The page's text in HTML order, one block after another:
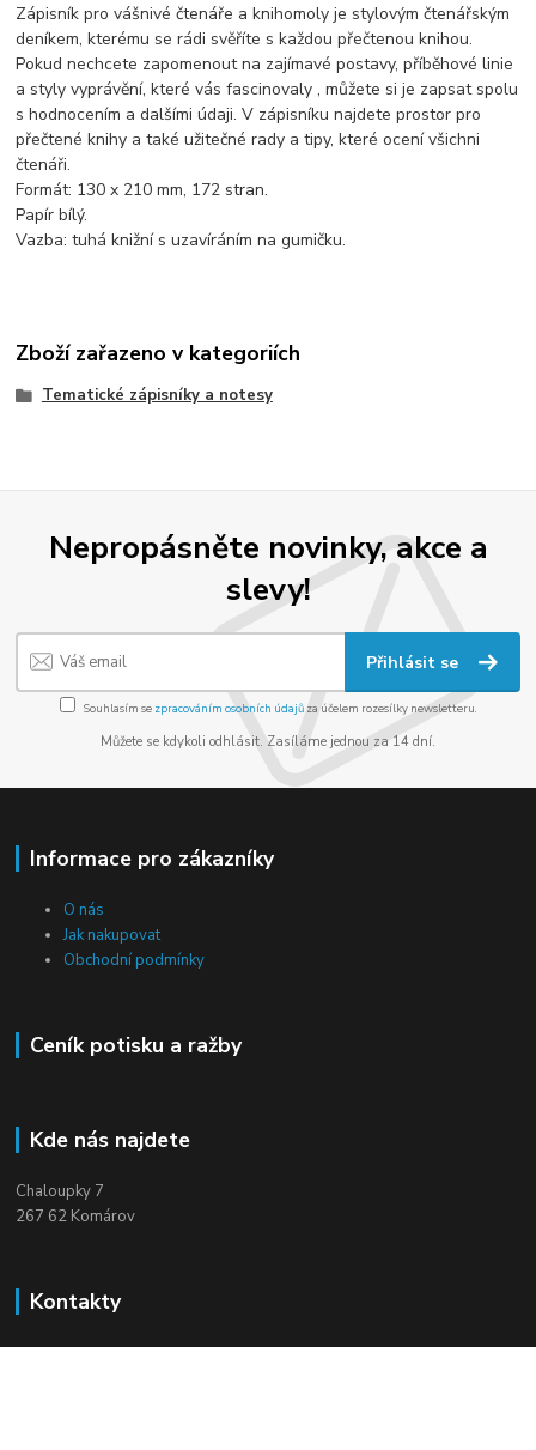
Zápisník pro vášnivé čtenáře a knihomoly je stylovým čtenářským
deníkem, kterému se rádi svěříte s každou přečtenou knihou.
Pokud nechcete zapomenout na zajímavé postavy, příběhové linie
a styly vyprávění, které vás fascinovaly , můžete si je zapsat spolu
s hodnocením a dalšími údaji. V zápisníku najdete prostor pro
přečtené knihy a také užitečné rady a tipy, které ocení všichni
čtenáři.
Formát: 130 x 210 mm, 172 stran.
Papír bílý.
Vazba: tuhá knižní s uzavíráním na gumičku.
Zboží zařazeno v kategoriích
Tematické zápisníky a notesy
Nepropásněte novinky, akce a
slevy!
Přihlásit se
Souhlasím se zpracováním osobních údajůza účelem rozesílky newsletteru.
Můžete se kdykoli odhlásit. Zasíláme jednou za 14 dní.
Informace pro zákazníky
O nás
Jak nakupovat
Obchodní podmínky
Ceník potisku a ražby
Kde nás najdete
Chaloupky 7
267 62 Komárov
Kontakty
+420 604 910 560